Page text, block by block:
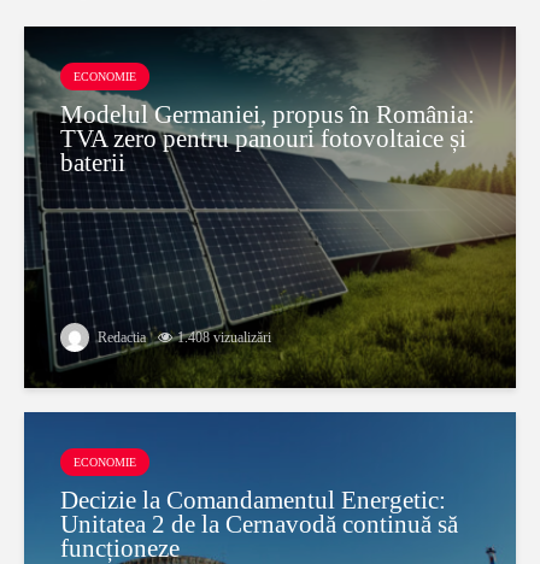
ECONOMIE
Modelul Germaniei, propus în România:
TVA zero pentru panouri fotovoltaice și
baterii
Redactia 1.408 vizualizări
ECONOMIE
Decizie la Comandamentul Energetic:
Unitatea 2 de la Cernavodă continuă să
funcționeze